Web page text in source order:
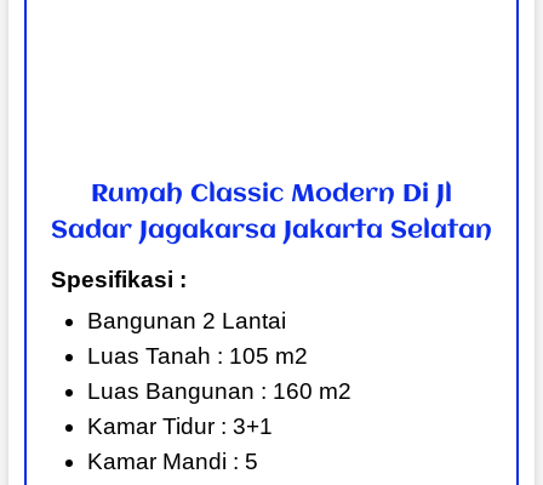
Rumah Classic Modern Di Jl
Sadar Jagakarsa Jakarta Selatan
Spesifikasi :
Bangunan 2 Lantai
Luas Tanah : 105 m2
Luas Bangunan : 160 m2
Kamar Tidur : 3+1
Kamar Mandi : 5